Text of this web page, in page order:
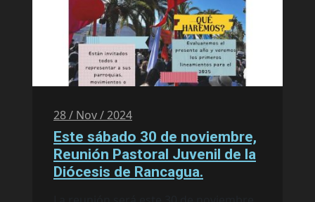
28 / Nov / 2024
Este sábado 30 de noviembre,
Reunión Pastoral Juvenil de la
Diócesis de Rancagua.